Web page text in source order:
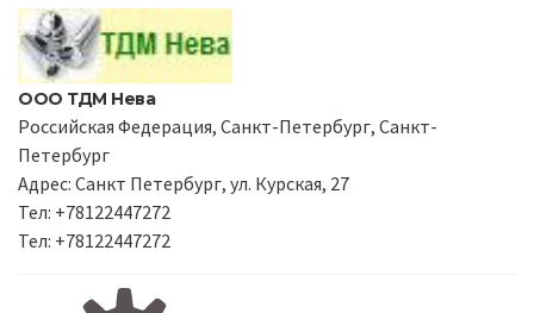
ООО ТДМ Нева
Российская Федерация, Санкт-Петербург, Санкт-
Петербург
Адрес: Санкт Петербург, ул. Курская, 27
Тел: +78122447272
Тел: +78122447272